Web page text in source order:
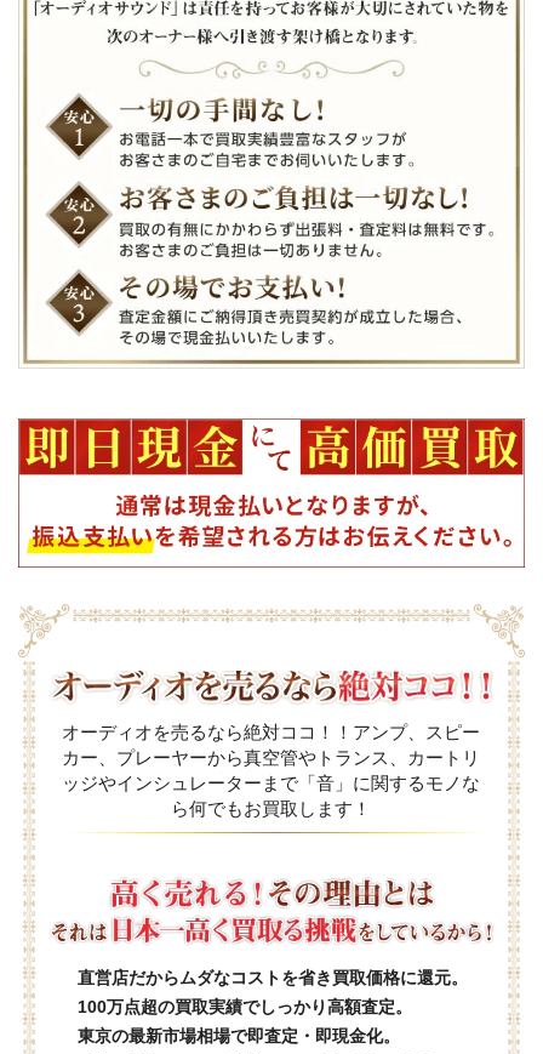
オーディオを売るなら絶対ココ！！アンプ、スピー
カー、プレーヤーから真空管やトランス、カートリ
ッジやインシュレーターまで「音」に関するモノな
ら何でもお買取します！
直営店だからムダなコストを省き買取価格に還元。
100万点超の買取実績でしっかり高額査定。
東京の最新市場相場で即査定・即現金化。